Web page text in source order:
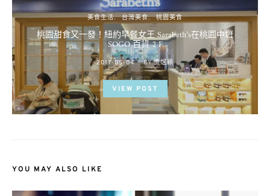
美食生活 台灣美食 桃園美食
桃園甜食又一發！紐約早餐女王 Sarabeth’s在桃園中壢
SOGO 百貨 2 F
POSTED
ON
2017-05-04 BY 流氓顆
VIEW POST
YOU MAY ALSO LIKE